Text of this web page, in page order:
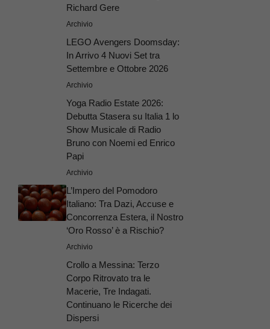
Richard Gere
Archivio
LEGO Avengers Doomsday:
In Arrivo 4 Nuovi Set tra
Settembre e Ottobre 2026
Archivio
Yoga Radio Estate 2026:
Debutta Stasera su Italia 1 lo
Show Musicale di Radio
Bruno con Noemi ed Enrico
Papi
Archivio
L’Impero del Pomodoro
Italiano: Tra Dazi, Accuse e
Concorrenza Estera, il Nostro
‘Oro Rosso’ è a Rischio?
Archivio
Crollo a Messina: Terzo
Corpo Ritrovato tra le
Macerie, Tre Indagati.
Continuano le Ricerche dei
Dispersi